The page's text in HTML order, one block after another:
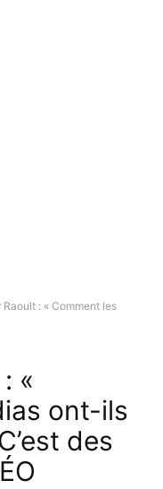
Raoult : « Comment les
«
ont-ils
des